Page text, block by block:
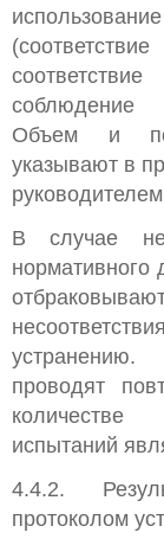
соблюдение
Объем и
указывают в
В случае
нормативного
проводят
испытаний
4.4.2.
протоколом